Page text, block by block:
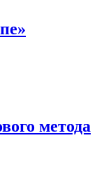
метода